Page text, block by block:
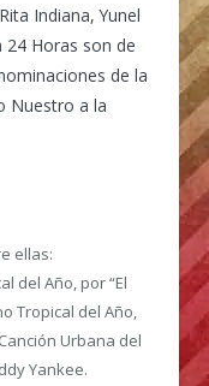
Indiana, Yunel
24 Horas son de
de la
Nuestro a la
ellas:
del Año, por “El
Tropical del Año,
Urbana del
Yankee.